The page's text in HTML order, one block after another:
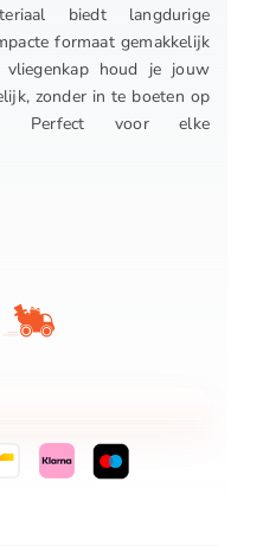
biedt langdurige
formaat gemakkelijk
houd je jouw
zonder in te boeten op
Perfect voor elke